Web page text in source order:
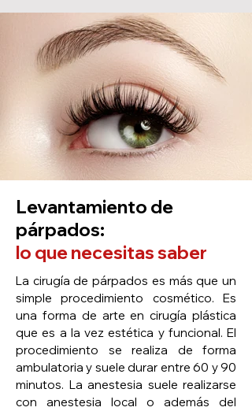
Levantamiento de
párpados:
lo que necesitas saber
La cirugía de párpados es más que un
simple procedimiento cosmético. Es
una forma de arte en cirugía plástica
que es a la vez estética y funcional. El
procedimiento se realiza de forma
ambulatoria y suele durar entre 60 y 90
minutos. La anestesia suele realizarse
con anestesia local o además del